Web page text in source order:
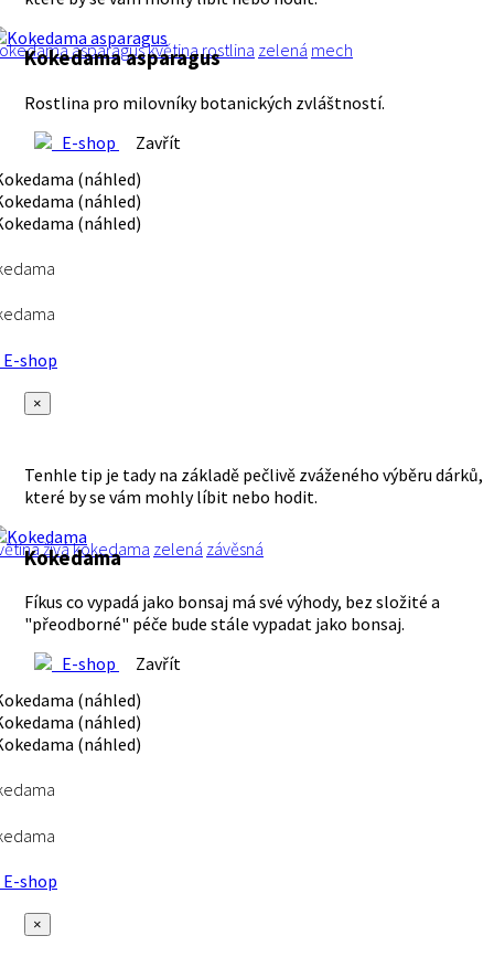
asparaguskvětinarostlina zelená mech
Kokedama asparagus
Rostlina pro milovníky botanických zvláštností.
E-shop
Zavřít
shop
×
Tenhle tip je tady na základě pečlivě zváženého výběru dárků,
které by se vám mohly líbit nebo hodit.
živákokedama zelená závěsná
Kokedama
Fíkus co vypadá jako bonsaj má své výhody, bez složité a
"přeodborné" péče bude stále vypadat jako bonsaj.
E-shop
Zavřít
shop
×